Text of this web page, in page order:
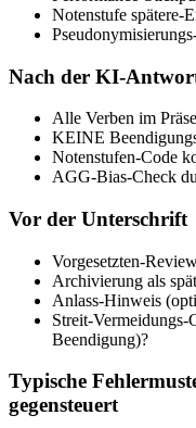
Notenstufe spätere-
Nach der KI-
Alle Verben im
KEINE
Notenstufen-Code
AGG-Bias-Check
Vor der Unterschrift
Vorgesetzten-
Archivierung als
Anlass-Hinweis
Streit-Vermeidungs-
Beendigung)?
Typische
gegensteuert